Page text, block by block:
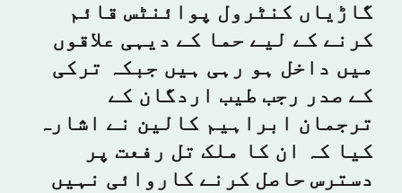
گاڑیاں کنٹرول پوائنٹس قائم
کرنے کے لیے حما کے دیہی علاقوں
میں داخل ہو رہی ہیں جبکہ ترکی
کے صدر رجب طیب اردگان کے
ترجمان ابراہیم کالین نے اشارہ
کیا کہ ان کا ملک تل رفعت پر
دسترس حاصل کرنے کاروائی نہیں